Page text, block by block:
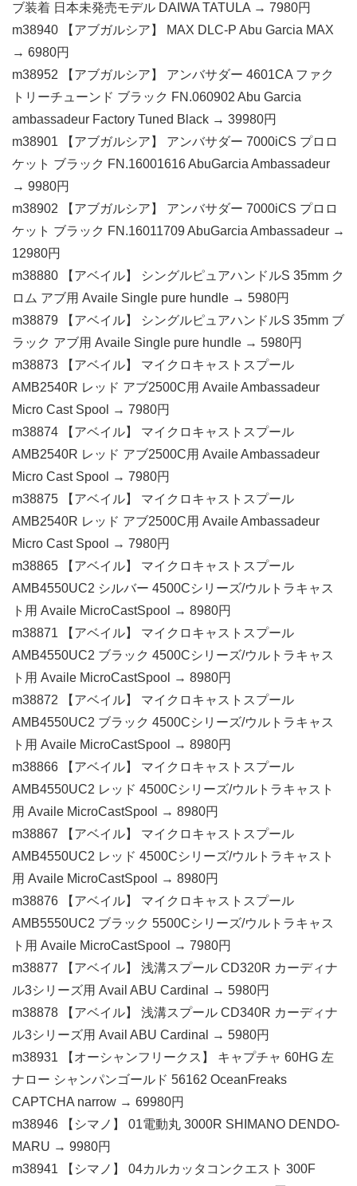
ブ装着 日本未発売モデル DAIWA TATULA → 7980円
m38940 【アブガルシア】 MAX DLC-P Abu Garcia MAX
→ 6980円
m38952 【アブガルシア】 アンバサダー 4601CA ファク
トリーチューンド ブラック FN.060902 Abu Garcia
ambassadeur Factory Tuned Black → 39980円
m38901 【アブガルシア】 アンバサダー 7000iCS プロロ
ケット ブラック FN.16001616 AbuGarcia Ambassadeur
→ 9980円
m38902 【アブガルシア】 アンバサダー 7000iCS プロロ
ケット ブラック FN.16011709 AbuGarcia Ambassadeur →
12980円
m38880 【アベイル】 シングルピュアハンドルS 35mm ク
ロム アブ用 Availe Single pure hundle → 5980円
m38879 【アベイル】 シングルピュアハンドルS 35mm ブ
ラック アブ用 Availe Single pure hundle → 5980円
m38873 【アベイル】 マイクロキャストスプール
AMB2540R レッド アブ2500C用 Availe Ambassadeur
Micro Cast Spool → 7980円
m38874 【アベイル】 マイクロキャストスプール
AMB2540R レッド アブ2500C用 Availe Ambassadeur
Micro Cast Spool → 7980円
m38875 【アベイル】 マイクロキャストスプール
AMB2540R レッド アブ2500C用 Availe Ambassadeur
Micro Cast Spool → 7980円
m38865 【アベイル】 マイクロキャストスプール
AMB4550UC2 シルバー 4500Cシリーズ/ウルトラキャス
ト用 Availe MicroCastSpool → 8980円
m38871 【アベイル】 マイクロキャストスプール
AMB4550UC2 ブラック 4500Cシリーズ/ウルトラキャス
ト用 Availe MicroCastSpool → 8980円
m38872 【アベイル】 マイクロキャストスプール
AMB4550UC2 ブラック 4500Cシリーズ/ウルトラキャス
ト用 Availe MicroCastSpool → 8980円
m38866 【アベイル】 マイクロキャストスプール
AMB4550UC2 レッド 4500Cシリーズ/ウルトラキャスト
用 Availe MicroCastSpool → 8980円
m38867 【アベイル】 マイクロキャストスプール
AMB4550UC2 レッド 4500Cシリーズ/ウルトラキャスト
用 Availe MicroCastSpool → 8980円
m38876 【アベイル】 マイクロキャストスプール
AMB5550UC2 ブラック 5500Cシリーズ/ウルトラキャス
ト用 Availe MicroCastSpool → 7980円
m38877 【アベイル】 浅溝スプール CD320R カーディナ
ル3シリーズ用 Avail ABU Cardinal → 5980円
m38878 【アベイル】 浅溝スプール CD340R カーディナ
ル3シリーズ用 Avail ABU Cardinal → 5980円
m38931 【オーシャンフリークス】 キャプチャ 60HG 左
ナロー シャンパンゴールド 56162 OceanFreaks
CAPTCHA narrow → 69980円
m38946 【シマノ】 01電動丸 3000R SHIMANO DENDO-
MARU → 9980円
m38941 【シマノ】 04カルカッタコンクエスト 300F